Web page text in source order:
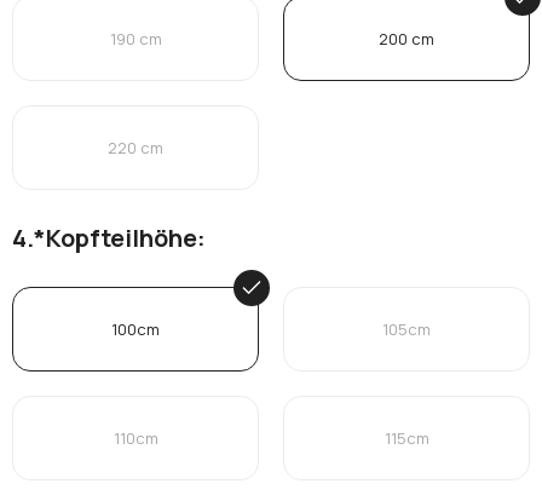
190 cm 200 cm
220 cm
*Kopfteilhöhe:
100cm 105cm
110cm 115cm